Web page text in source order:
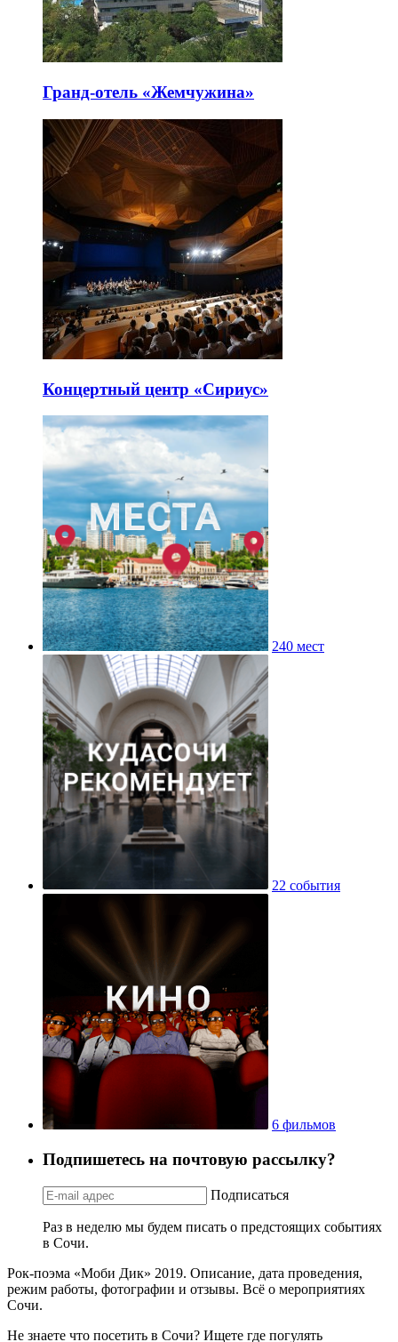
Гранд-отель «Жемчужина»
Концертный центр «Сириус»
240 мест
22 события
6 фильмов
Подпишетесь на почтовую рассылку?
Подписаться
Раз в неделю мы будем писать о предстоящих событиях
в Сочи.
Рок-поэма «Моби Дик» 2019. Описание, дата проведения,
режим работы, фотографии и отзывы. Всё о мероприятиях
Сочи.
Не знаете что посетить в Сочи? Ищете где погулять